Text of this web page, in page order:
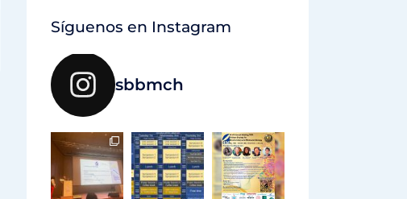
Síguenos en Instagram
sbbmch